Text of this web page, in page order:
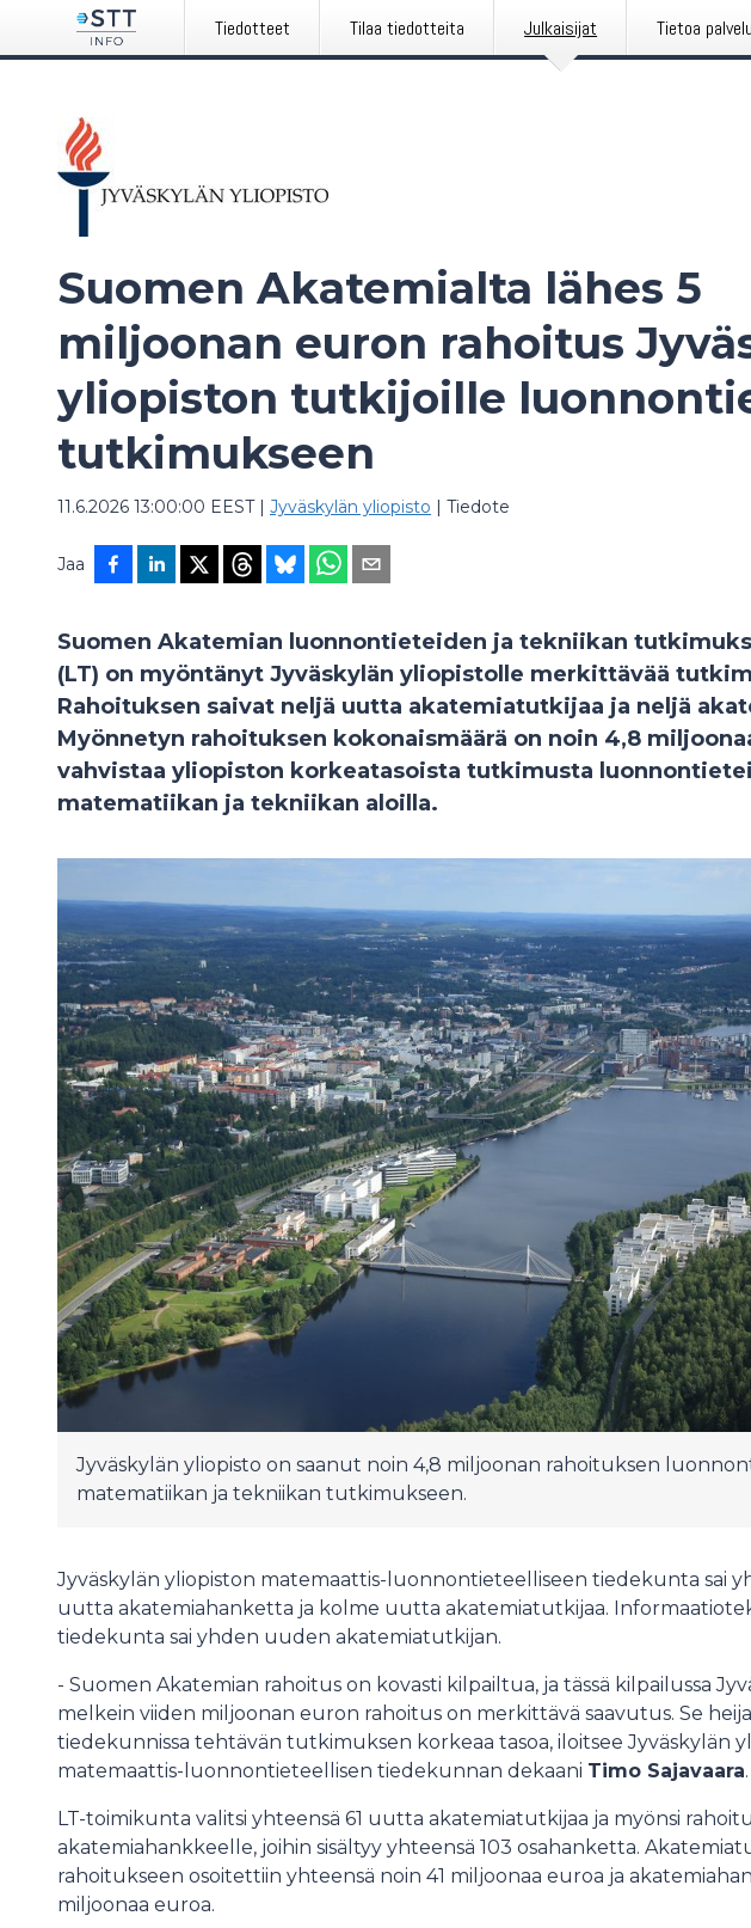
Tiedotteet Tilaa tiedotteita Julkaisijat Tietoa
Suomen Akatemialta lähes 5
miljoonan euron rahoitus
yliopiston tutkijoille
tutkimukseen
11.6.2026 13:00:00 EEST| Jyväskylän yliopisto | Tiedote
Jaa
Suomen Akatemian luonnontieteiden ja tekniikan
(LT) on myöntänyt Jyväskylän yliopistolle merkittävää
Rahoituksen saivat neljä uutta akatemiatutkijaa ja neljä
Myönnetyn rahoituksen kokonaismäärä on noin 4,8
vahvistaa yliopiston korkeatasoista tutkimusta
matematiikan ja tekniikan aloilla.
Jyväskylän yliopisto on saanut noin 4,8 miljoonan rahoituksen
matematiikan ja tekniikan tutkimukseen.
Jyväskylän yliopiston matemaattis-luonnontieteelliseen tiedekunta sai
uutta akatemiahanketta ja kolme uutta akatemiatutkijaa.
tiedekunta sai yhden uuden akatemiatutkijan.
- Suomen Akatemian rahoitus on kovasti kilpailtua, ja tässä kilpailussa
melkein viiden miljoonan euron rahoitus on merkittävä saavutus. Se
tiedekunnissa tehtävän tutkimuksen korkeaa tasoa, iloitsee Jyväskylän
matemaattis-luonnontieteellisen tiedekunnan dekaani Timo Sajavaara.
LT-toimikunta valitsi yhteensä 61 uutta akatemiatutkijaa ja myönsi
akatemiahankkeelle, joihin sisältyy yhteensä 103 osahanketta.
rahoitukseen osoitettiin yhteensä noin 41 miljoonaa euroa ja
miljoonaa euroa.